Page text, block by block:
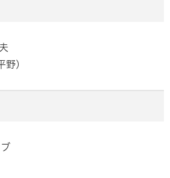
野)